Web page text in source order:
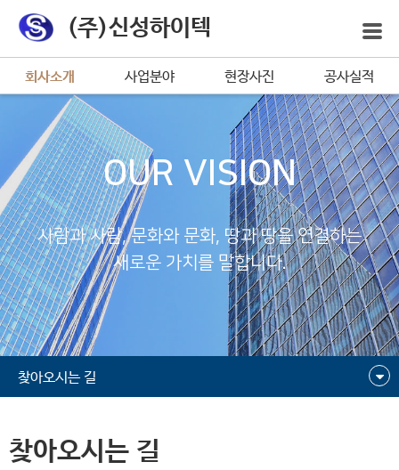
(주)신성하이텍
회사소개 사업분야 현장사진 공사실적
OUR VISION
사람과 사람, 문화와 문화, 땅과 땅을 연결하는
새로운 가치를 말합니다.
찾아오시는 길
찾아오시는 길